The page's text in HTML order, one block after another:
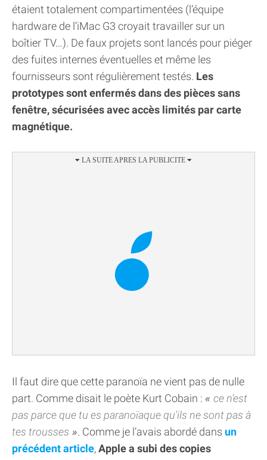
étaient totalement compartimentées (l’équipe
hardware de l’iMac G3 croyait travailler sur un
boîtier TV…). De faux projets sont lancés pour piéger
des fuites internes éventuelles et même les
fournisseurs sont régulièrement testés. Les
prototypes sont enfermés dans des pièces sans
fenêtre, sécurisées avec accès limités par carte
magnétique.
Il faut dire que cette paranoïa ne vient pas de nulle
part. Comme disait le poète Kurt Cobain :
ce n'est
pas parce que tu es paranoïaque qu'ils ne sont pas à
tes trousses
. Comme je l’avais abordé dans un
précédent article,Apple a subi des copies